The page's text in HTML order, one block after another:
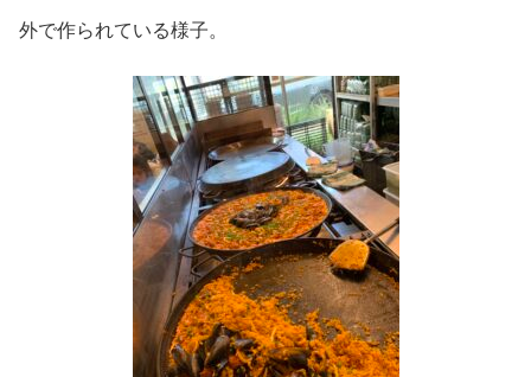
外で作られている様子。